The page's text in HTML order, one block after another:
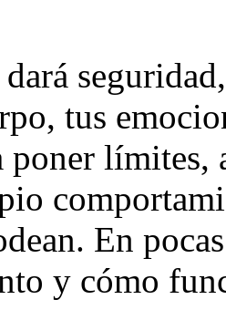
tus
poner
En
y cómo